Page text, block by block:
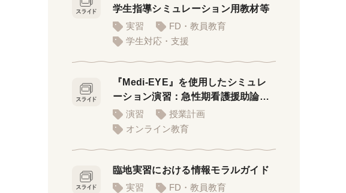
学生指導シミュレーション用教材等
実習
FD・教員教育
学生対応・支援
『Medi-EYE』を使用したシミュレ
ーション演習：急性期看護援助論に
おいて
演習
授業計画
オンライン教育
臨地実習における情報モラルガイド
実習
FD・教員教育